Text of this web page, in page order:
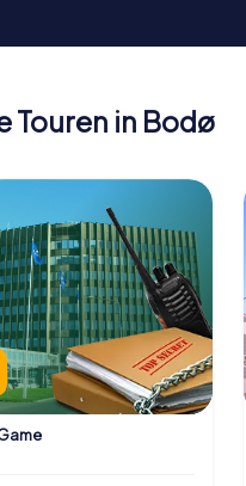
Touren in Bodø